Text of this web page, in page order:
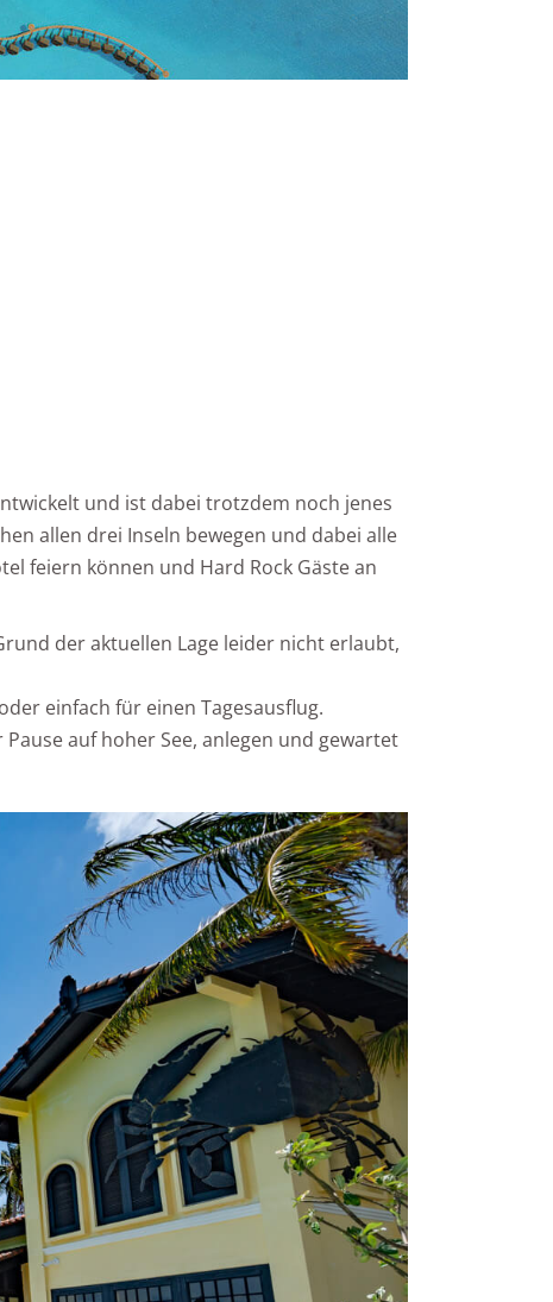
und ist dabei trotzdem noch jenes
allen drei Inseln bewegen und dabei alle
feiern können und Hard Rock Gäste an
der aktuellen Lage leider nicht erlaubt,
einfach für einen Tagesausflug.
auf hoher See, anlegen und gewartet